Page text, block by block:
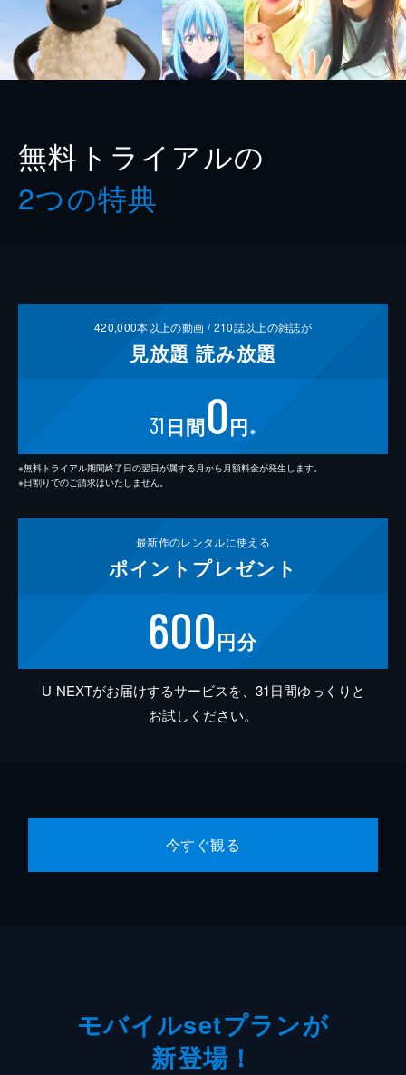
無料トライアルの
2つの特典
420,000本以上の動画 /210誌以上の雑誌が
見放題 読み放題
31 日間0円 ※
※無料トライアル期間終了日の翌日が属する月から月額料金が発生します。
※日割りでのご請求はいたしません。
最新作のレンタルに使える
ポイント プレゼント
600円分
U-NEXTがお届けするサービスを、31日間ゆっくりと
お試しください。
今すぐ観る
モバイルsetプランが
新登場！